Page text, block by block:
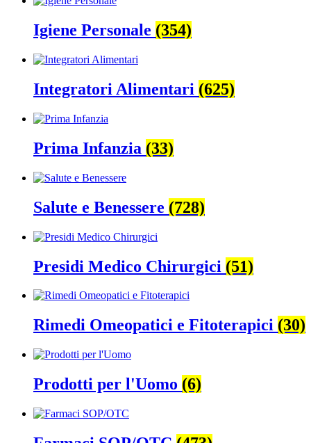
Igiene Personale (354)
Integratori Alimentari (625)
Prima Infanzia (33)
Salute e Benessere (728)
Presidi Medico Chirurgici (51)
Rimedi Omeopatici e Fitoterapici (30)
Prodotti per l'Uomo (6)